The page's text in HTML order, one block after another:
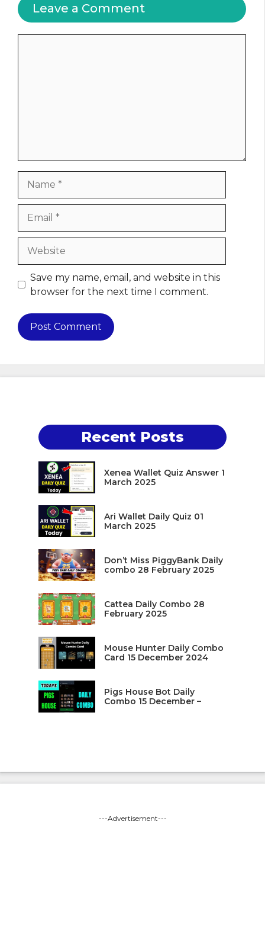
Leave a Comment
Save my name, email, and website in this
browser for the next time I comment.
Recent Posts
Xenea Wallet Quiz Answer 1
March 2025
Ari Wallet Daily Quiz 01
March 2025
Don’t Miss PiggyBank Daily
combo 28 February 2025
Cattea Daily Combo 28
February 2025
Mouse Hunter Daily Combo
Card 15 December 2024
Pigs House Bot Daily
Combo 15 December –
---Advertisement---